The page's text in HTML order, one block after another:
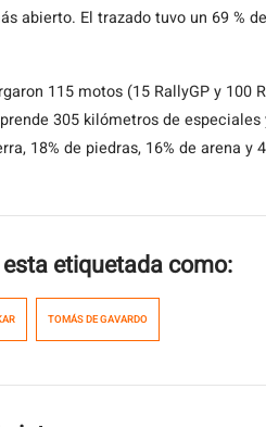
abierto. El trazado tuvo un 69 %
115 motos (15 RallyGP y
305 kilómetros de
18% de piedras, 16% de arena y
etiquetada como:
TOMÁS DE GAVARDO